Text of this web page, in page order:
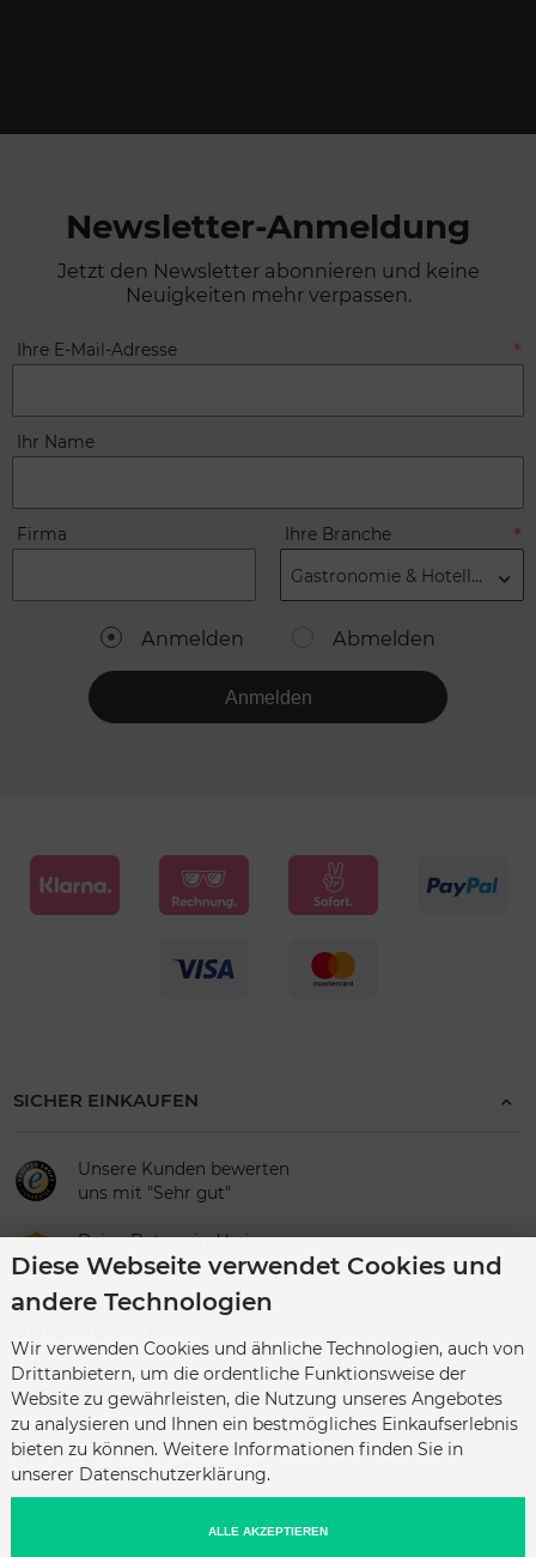
Newsletter-Anmeldung
Jetzt den Newsletter abonnieren und keine
Neuigkeiten mehr verpassen.
Ihre E-Mail-Adresse
Ihr Name
Firma Ihre Branche
Gastronomie & Hotellerie
Anmelden Abmelden
Anmelden
SICHER EINKAUFEN
Unsere Kunden bewerten
uns mit "Sehr gut"
Deine Daten sind bei uns
sicher
KATEGORIEN
SERVICE
Diese Webseite verwendet Cookies und
andere Technologien
Wir verwenden Cookies und ähnliche Technologien, auch von
Drittanbietern, um die ordentliche Funktionsweise der
Website zu gewährleisten, die Nutzung unseres Angebotes
zu analysieren und Ihnen ein bestmögliches Einkaufserlebnis
bieten zu können. Weitere Informationen finden Sie in
unserer Datenschutzerklärung.
ALLE AKZEPTIEREN